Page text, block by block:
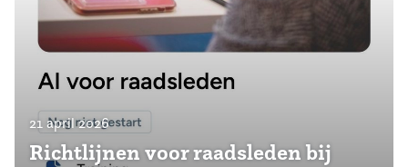
21 april 2026
Richtlijnen voor raadsleden bij